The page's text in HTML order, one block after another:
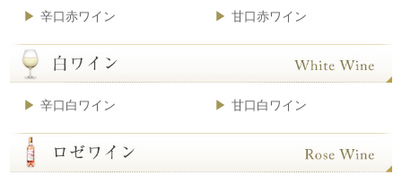
辛口赤ワイン 甘口赤ワイン
辛口白ワイン 甘口白ワイン